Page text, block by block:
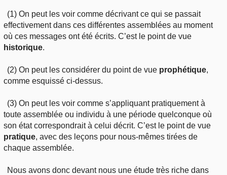
(1) On peut les voir comme décrivant ce qui se passait
effectivement dans ces différentes assemblées au moment
où ces messages ont été écrits. C’est le point de vue
historique.
(2) On peut les considérer du point de vue prophétique,
comme esquissé ci-dessus.
(3) On peut les voir comme s’appliquant pratiquement à
toute assemblée ou individu à une période quelconque où
son état correspondrait à celui décrit. C’est le point de vue
pratique, avec des leçons pour nous-mêmes tirées de
chaque assemblée.
Nous avons donc devant nous une étude très riche dans